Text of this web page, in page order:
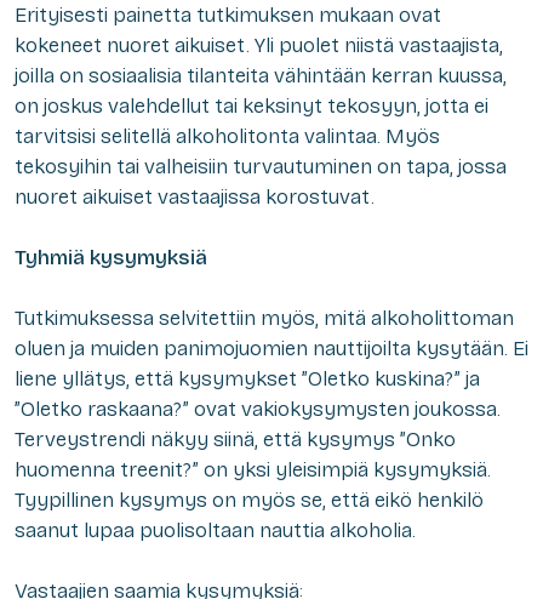
Erityisesti painetta tutkimuksen mukaan ovat
kokeneet nuoret aikuiset. Yli puolet niistä vastaajista,
joilla on sosiaalisia tilanteita vähintään kerran kuussa,
on joskus valehdellut tai keksinyt tekosyyn, jotta ei
tarvitsisi selitellä alkoholitonta valintaa. Myös
tekosyihin tai valheisiin turvautuminen on tapa, jossa
nuoret aikuiset vastaajissa korostuvat.
Tyhmiä kysymyksiä
Tutkimuksessa selvitettiin myös, mitä alkoholittoman
oluen ja muiden panimojuomien nauttijoilta kysytään. Ei
liene yllätys, että kysymykset ”Oletko kuskina?” ja
”Oletko raskaana?” ovat vakiokysymysten joukossa.
Terveystrendi näkyy siinä, että kysymys ”Onko
huomenna treenit?” on yksi yleisimpiä kysymyksiä.
Tyypillinen kysymys on myös se, että eikö henkilö
saanut lupaa puolisoltaan nauttia alkoholia.
Vastaajien saamia kysymyksiä: